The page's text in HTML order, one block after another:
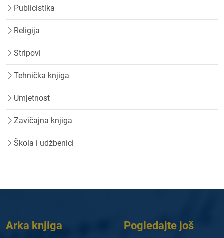
Publicistika
Religija
Stripovi
Tehnička knjiga
Umjetnost
Zavičajna knjiga
Škola i udžbenici
Arka knjiga Pogledajte još